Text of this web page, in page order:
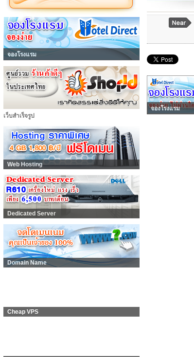
จองโรงแรม
เว็บสำเร็จรูป
Web Hosting
Dedicated Server
Domain Name
Cheap VPS
จองโรงแรม